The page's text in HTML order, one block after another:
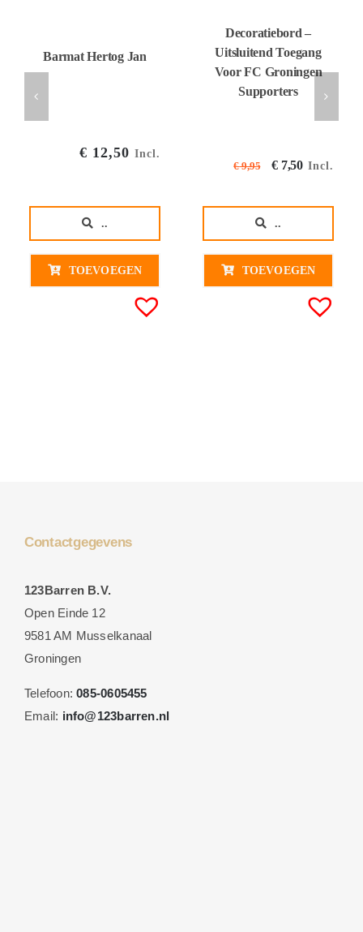
Barmat Hertog Jan
€ 12,50 Incl.
..
TOEVOEGEN
Decoratiebord –
Uitsluitend Toegang
Voor FC Groningen
Supporters
€9,95
was:
€ 9,95€ 8,22.
€ 7,50Huidige
is:
Incl.
..
TOEVOEGEN
Contactgegevens
123Barren B.V.
Open Einde 12
9581 AM Musselkanaal
Groningen
Telefoon:085-0605455
Email: info@123barren.nl